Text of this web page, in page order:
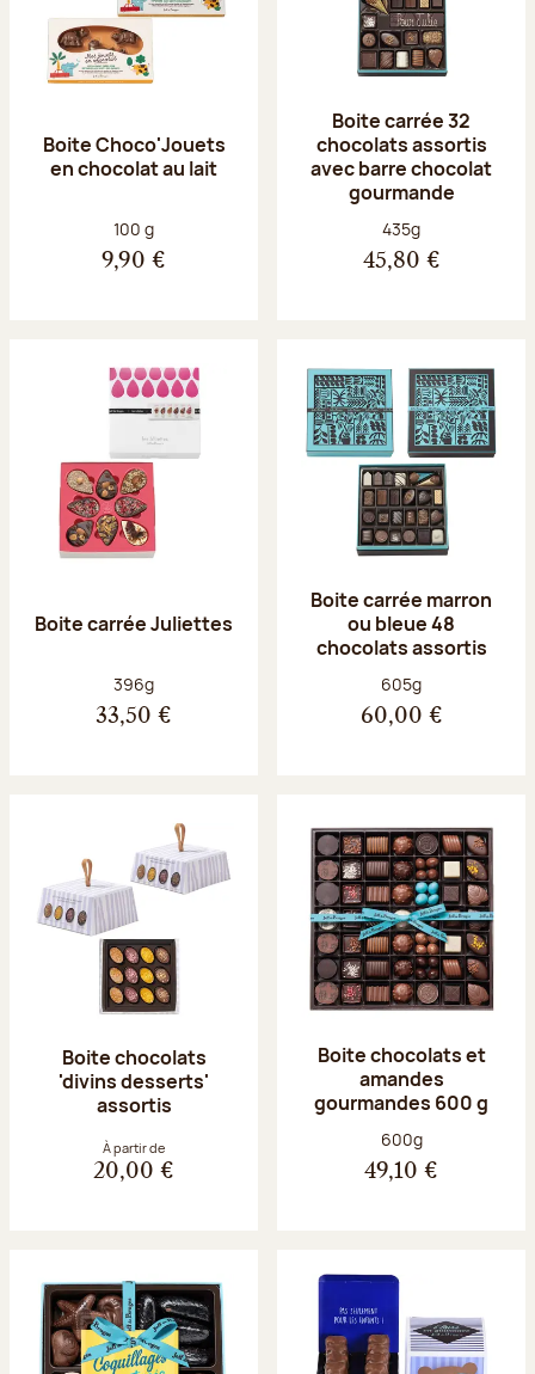
Boite Choco'Jouets
en chocolat au lait
Poids net :
100 g
9,90 €
Boite carrée 32
chocolats assortis
avec barre chocolat
gourmande
Poids net :
435g
45,80 €
Boite carrée Juliettes
Poids net :
396g
33,50 €
Boite carrée marron
ou bleue 48
chocolats assortis
Poids net :
605g
60,00 €
Boite chocolats
'divins desserts'
assortis
À partir de
20,00 €
Boite chocolats et
amandes
gourmandes 600 g
Poids net :
600g
49,10 €